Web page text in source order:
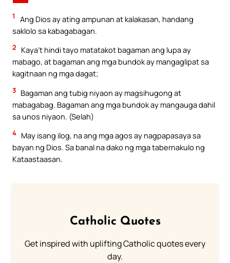
1
Ang Dios ay ating ampunan at kalakasan, handang
saklolo sa kabagabagan.
2
Kaya’t hindi tayo matatakot bagaman ang lupa ay
mabago, at bagaman ang mga bundok ay mangaglipat sa
kagitnaan ng mga dagat;
3 Bagaman ang tubig niyaon ay magsihugong at
mabagabag. Bagaman ang mga bundok ay mangauga dahil
sa unos niyaon. (Selah)
4 May isang ilog, na ang mga agos ay nagpapasaya sa
bayan ng Dios. Sa banal na dako ng mga tabernakulo ng
Kataastaasan.
Catholic Quotes
Get inspired with uplifting Catholic quotes every
day.